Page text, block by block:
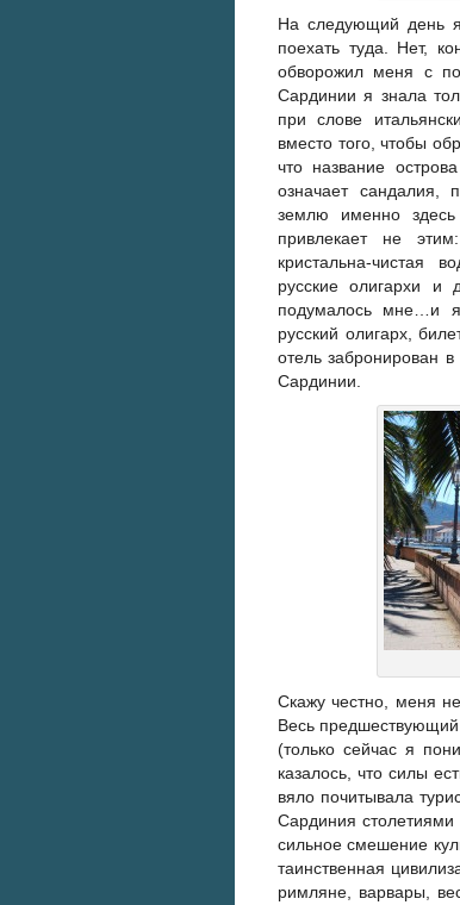
На следующий день
поехать туда. Нет,
обворожил меня с
Сардинии я знала
при слове
вместо того, чтобы
что название
означает сандалия,
землю именно
привлекает не
кристальна-чистая
русские олигархи и
подумалось мне…и
русский олигарх,
отель забронирован
Сардинии.
Скажу честно, меня
Весь
(только сейчас я
казалось, что силы
вяло почитывала
Сардиния столетиями
сильное смешение
таинственная
римляне, варвары,